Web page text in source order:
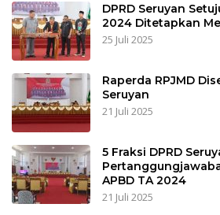
DPRD Seruyan
2024 Ditetapkan
25 Juli 2025
Raperda RPJMD
Seruyan
21 Juli 2025
5 Fraksi DPRD
APBD TA 2024
21 Juli 2025